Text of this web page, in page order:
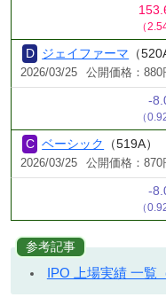
（
ジェイファーマ （
2026/03/25 公開価格：880
-
（
ベーシック （519A）
2026/03/25 公開価格：870
-
（
参考記事
IPO 上場実績 一覧